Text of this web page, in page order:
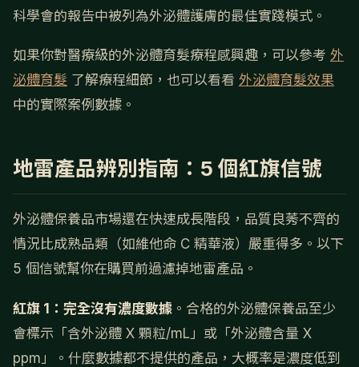
科學會的報告中被列為外泌體護膚的最佳實踐模式。
如果你對醫療級的外泌體育髮療程感興趣，可以參考 外
泌體育髮 了解療程細節，也可以看看 外泌體育髮效果
中的實際案例數據。
地雷產品辨別指南：5 個紅旗信號
外泌體保養品市場還在快速成長階段，品質良莠不齊的
情況比成熟品類（如維他命 C 精華液）嚴重得多。以下
5 個信號幫你在購買前過濾掉地雷產品。
紅旗 1：完全沒有濃度數據 。合格的外泌體保養品至少
會標示「含外泌體 X 顆粒/mL」或「外泌體含量 X
ppm」。什麼數據都不提供的產品，大概率是濃度低到